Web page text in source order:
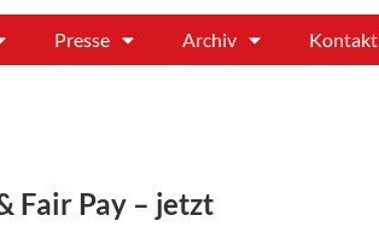
Presse Archiv Kontakt
Fair Pay – jetzt